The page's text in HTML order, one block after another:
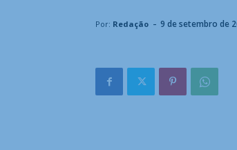
Por: Redação - 9 de setembro de